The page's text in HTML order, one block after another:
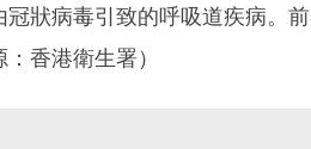
狀病毒引致的呼吸道疾病。
香港衛生署）